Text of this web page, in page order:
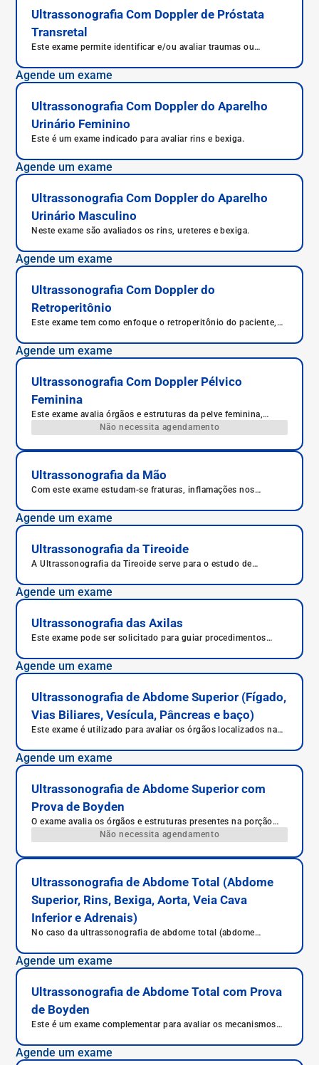
Ultrassonografia Com Doppler de Próstata
Transretal
Este exame permite identificar e/ou avaliar traumas ou
Agende um exame
Ultrassonografia Com Doppler do Aparelho
Urinário Feminino
Este é um exame indicado para avaliar rins e bexiga.
Agende um exame
Ultrassonografia Com Doppler do Aparelho
Urinário Masculino
Neste exame são avaliados os rins, ureteres e bexiga.
Agende um exame
Ultrassonografia Com Doppler do
Retroperitônio
Este exame tem como enfoque o retroperitônio do paciente,
encontram na parte mais posterior do abdômen.
Agende um exame
Ultrassonografia Com Doppler Pélvico
Feminina
Este exame avalia órgãos e estruturas da pelve feminina,
útero, ovários, bexiga, reto e ânus, além de outras estruturas.
Não necessita agendamento
Ultrassonografia da Mão
Com este exame estudam-se fraturas, inflamações nos
cistos ganglionares, a síndrome do túnel do carpo, a artrite e
a artrose.
Agende um exame
Ultrassonografia da Tireoide
A Ultrassonografia da Tireoide serve para o estudo de
Agende um exame
Ultrassonografia das Axilas
Este exame pode ser solicitado para guiar procedimentos
plexo braquial) em pacientes com queixa intensa de dor no
braço e também punções.
Agende um exame
Ultrassonografia de Abdome Superior (Fígado,
Vias Biliares, Vesícula, Pâncreas e baço)
Este exame é utilizado para avaliar os órgãos localizados na
vesícula, o pâncreas e o baço.
Agende um exame
Ultrassonografia de Abdome Superior com
Prova de Boyden
O exame avalia os órgãos e estruturas presentes na porção
superior do abdome, dando um enfoque maior à vesícula
biliar.
Não necessita agendamento
Ultrassonografia de Abdome Total (Abdome
Superior, Rins, Bexiga, Aorta, Veia Cava
Inferior e Adrenais)
No caso da ultrassonografia de abdome total (abdome
estudados todos os órgãos e estruturas do abdome, em
busca de diagnósticos mais precisos para condições diversas.
Agende um exame
Ultrassonografia de Abdome Total com Prova
de Boyden
Este é um exame complementar para avaliar os mecanismos
Agende um exame